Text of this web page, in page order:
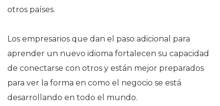
otros países.
Los empresarios que dan el paso adicional para
aprender un nuevo idioma fortalecen su capacidad
de conectarse con otros y están mejor preparados
para ver la forma en como el negocio se está
desarrollando en todo el mundo.